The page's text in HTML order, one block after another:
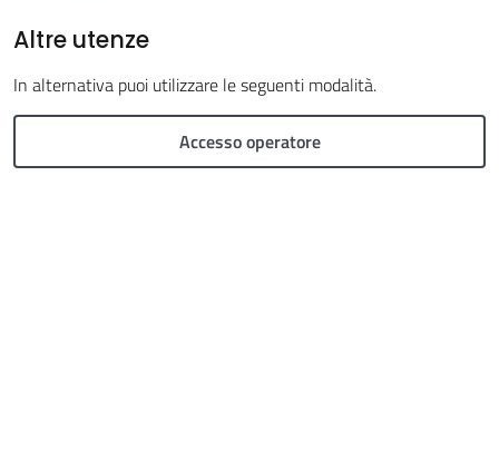
Argomenti
Altre utenze
In alternativa puoi utilizzare le seguenti modalità.
Accesso operatore